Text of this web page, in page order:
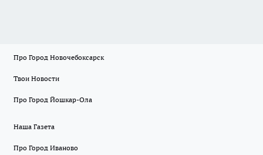
Про Город Новочебоксарск
Твои Новости
Про Город Йошкар-Ола
Наша Газета
Про Город Иваново